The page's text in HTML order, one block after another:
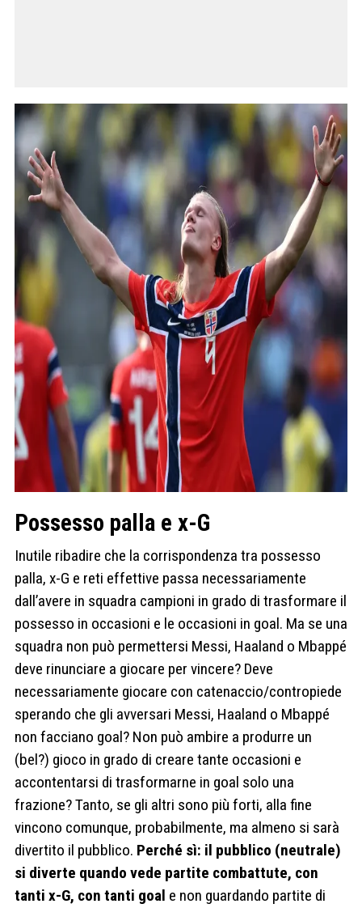
Possesso palla e x-G
Inutile ribadire che la corrispondenza tra possesso
palla, x-G e reti effettive passa necessariamente
dall’avere in squadra campioni in grado di trasformare il
possesso in occasioni e le occasioni in goal. Ma se una
squadra non può permettersi Messi, Haaland o Mbappé
deve rinunciare a giocare per vincere? Deve
necessariamente giocare con catenaccio/contropiede
sperando che gli avversari Messi, Haaland o Mbappé
non facciano goal? Non può ambire a produrre un
(bel?) gioco in grado di creare tante occasioni e
accontentarsi di trasformarne in goal solo una
frazione? Tanto, se gli altri sono più forti, alla fine
vincono comunque, probabilmente, ma almeno si sarà
divertito il pubblico. Perché sì: il pubblico (neutrale)
si diverte quando vede partite combattute, con
tanti x-G, con tanti goal e non guardando partite di